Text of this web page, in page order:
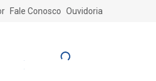
Fale Conosco Ouvidoria
Entre ou Cadastre-